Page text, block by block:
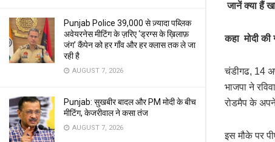
Punjab Police 39,000 से ज़्यादा पब्लिक
अवेयरनेस मीटिंग के ज़रिए ‘ड्रग्स के ख़िलाफ़
जंग’ कैंपेन को हर गाँव और हर क्लास तक ले जा
रही है
AUGUST 7, 2026
Punjab: सुखबीर बादल और PM मोदी के बीच
मीटिंग, केजरीवाल ने कसा तंज
AUGUST 7, 2026
जानें क्या हैं
कहा मोदी की
चंडीगढ, 14
भाजपा ने
रोडमैप के अपने
इस मौके पर